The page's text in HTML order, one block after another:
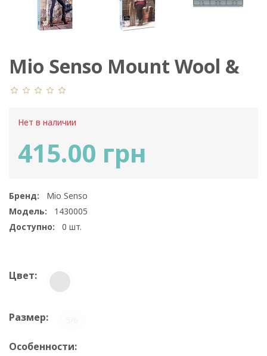
Mio Senso Mount Wool &
Rabbit Down XL
Нет в наличии
415.00 грн
Бренд:
Mio Senso
Модель:
1430005
Доступно:
0 шт.
Цвет:
Размер:
Особенности: